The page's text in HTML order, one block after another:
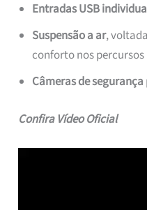
Entradas USB
Suspensão a ar,
conforto nos percursos
Câmeras de segurança
Confira Vídeo Oficial